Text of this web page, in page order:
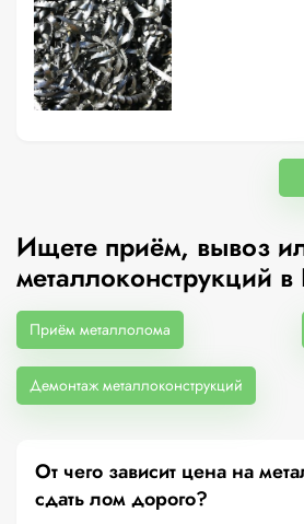
Ищете приём, вывоз
металлоконструкций в
Приём металлолома
Демонтаж металлоконструкций
От чего зависит цена на
сдать лом дорого?